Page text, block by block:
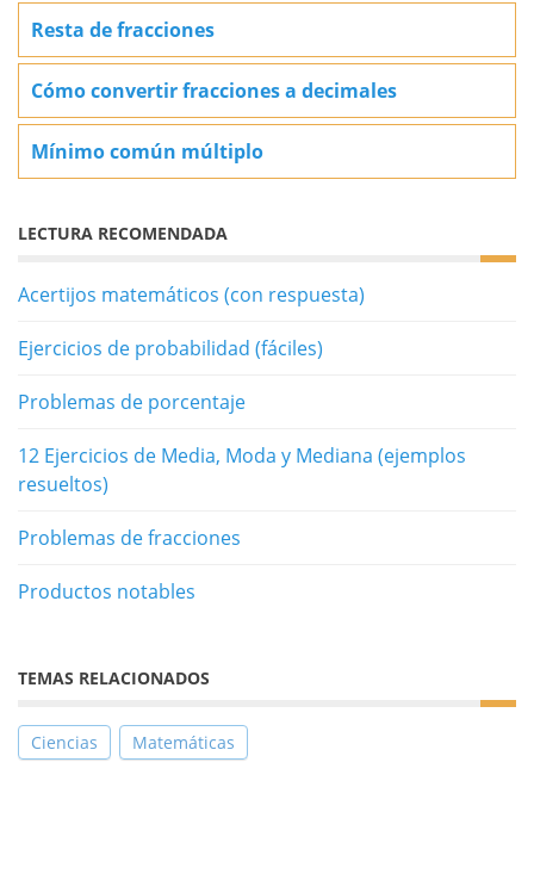
Resta de fracciones
Cómo convertir fracciones a decimales
Mínimo común múltiplo
LECTURA RECOMENDADA
Acertijos matemáticos (con respuesta)
Ejercicios de probabilidad (fáciles)
Problemas de porcentaje
12 Ejercicios de Media, Moda y Mediana (ejemplos
resueltos)
Problemas de fracciones
Productos notables
TEMAS RELACIONADOS
Ciencias Matemáticas